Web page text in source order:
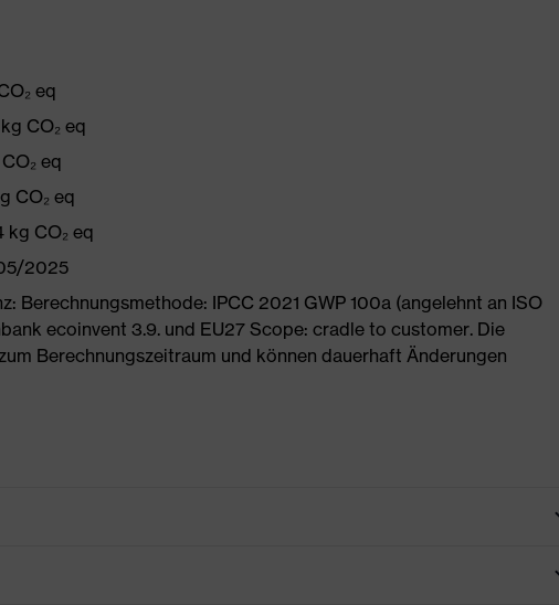
eq
CO₂ eq
eq
CO₂ eq
kg CO₂ eq
2025
Berechnungsmethode: IPCC 2021 GWP 100a (angelehnt an ISO
ecoinvent 3.9. und EU27 Scope: cradle to customer. Die
Berechnungszeitraum und können dauerhaft Änderungen